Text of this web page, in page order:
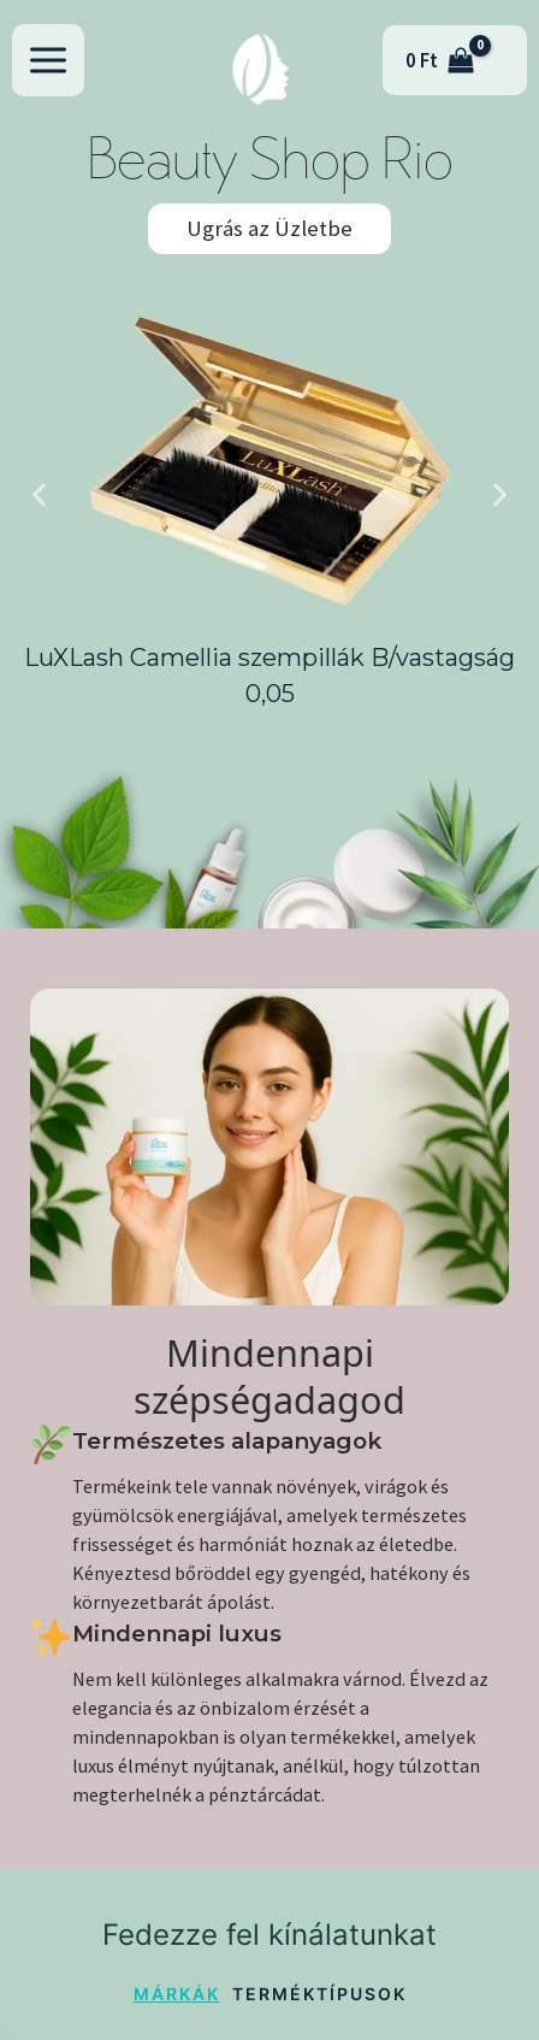
content
0 Ft
LuXLash Camellia szempillák B/vastagság
0,05
Beauty Shop Rio
Ugrás az Üzletbe
Mindennapi
szépségadagod
Természetes alapanyagok
Termékeink tele vannak növények, virágok és
gyümölcsök energiájával, amelyek természetes
frissességet és harmóniát hoznak az életedbe.
Kényeztesd bőröddel egy gyengéd, hatékony és
környezetbarát ápolást.
Mindennapi luxus
Nem kell különleges alkalmakra várnod. Élvezd az
elegancia és az önbizalom érzését a
mindennapokban is olyan termékekkel, amelyek
luxus élményt nyújtanak, anélkül, hogy túlzottan
megterhelnék a pénztárcádat.
Fedezze fel kínálatunkat
MÁRKÁK TERMÉKTÍPUSOK